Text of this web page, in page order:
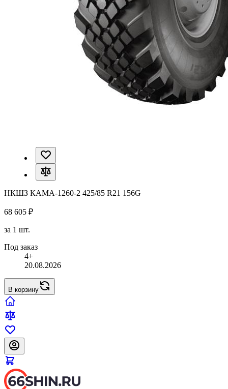
НКШЗ КАМА-1260-2 425/85 R21 156G
68 605 ₽
за 1 шт.
Под заказ
4+
20.08.2026
В корзину